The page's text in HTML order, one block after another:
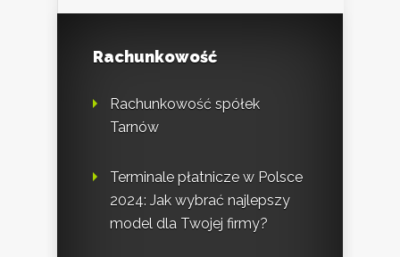
Rachunkowość
Rachunkowość spółek
Tarnów
Terminale płatnicze w Polsce
2024: Jak wybrać najlepszy
model dla Twojej firmy?